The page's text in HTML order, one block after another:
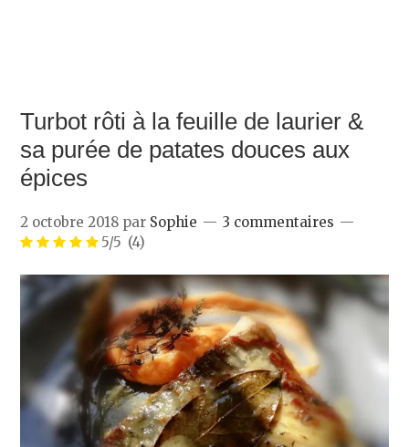
Turbot rôti à la feuille de laurier &
sa purée de patates douces aux
épices
2 octobre 2018 par Sophie
3 commentaires
5/5 (4)